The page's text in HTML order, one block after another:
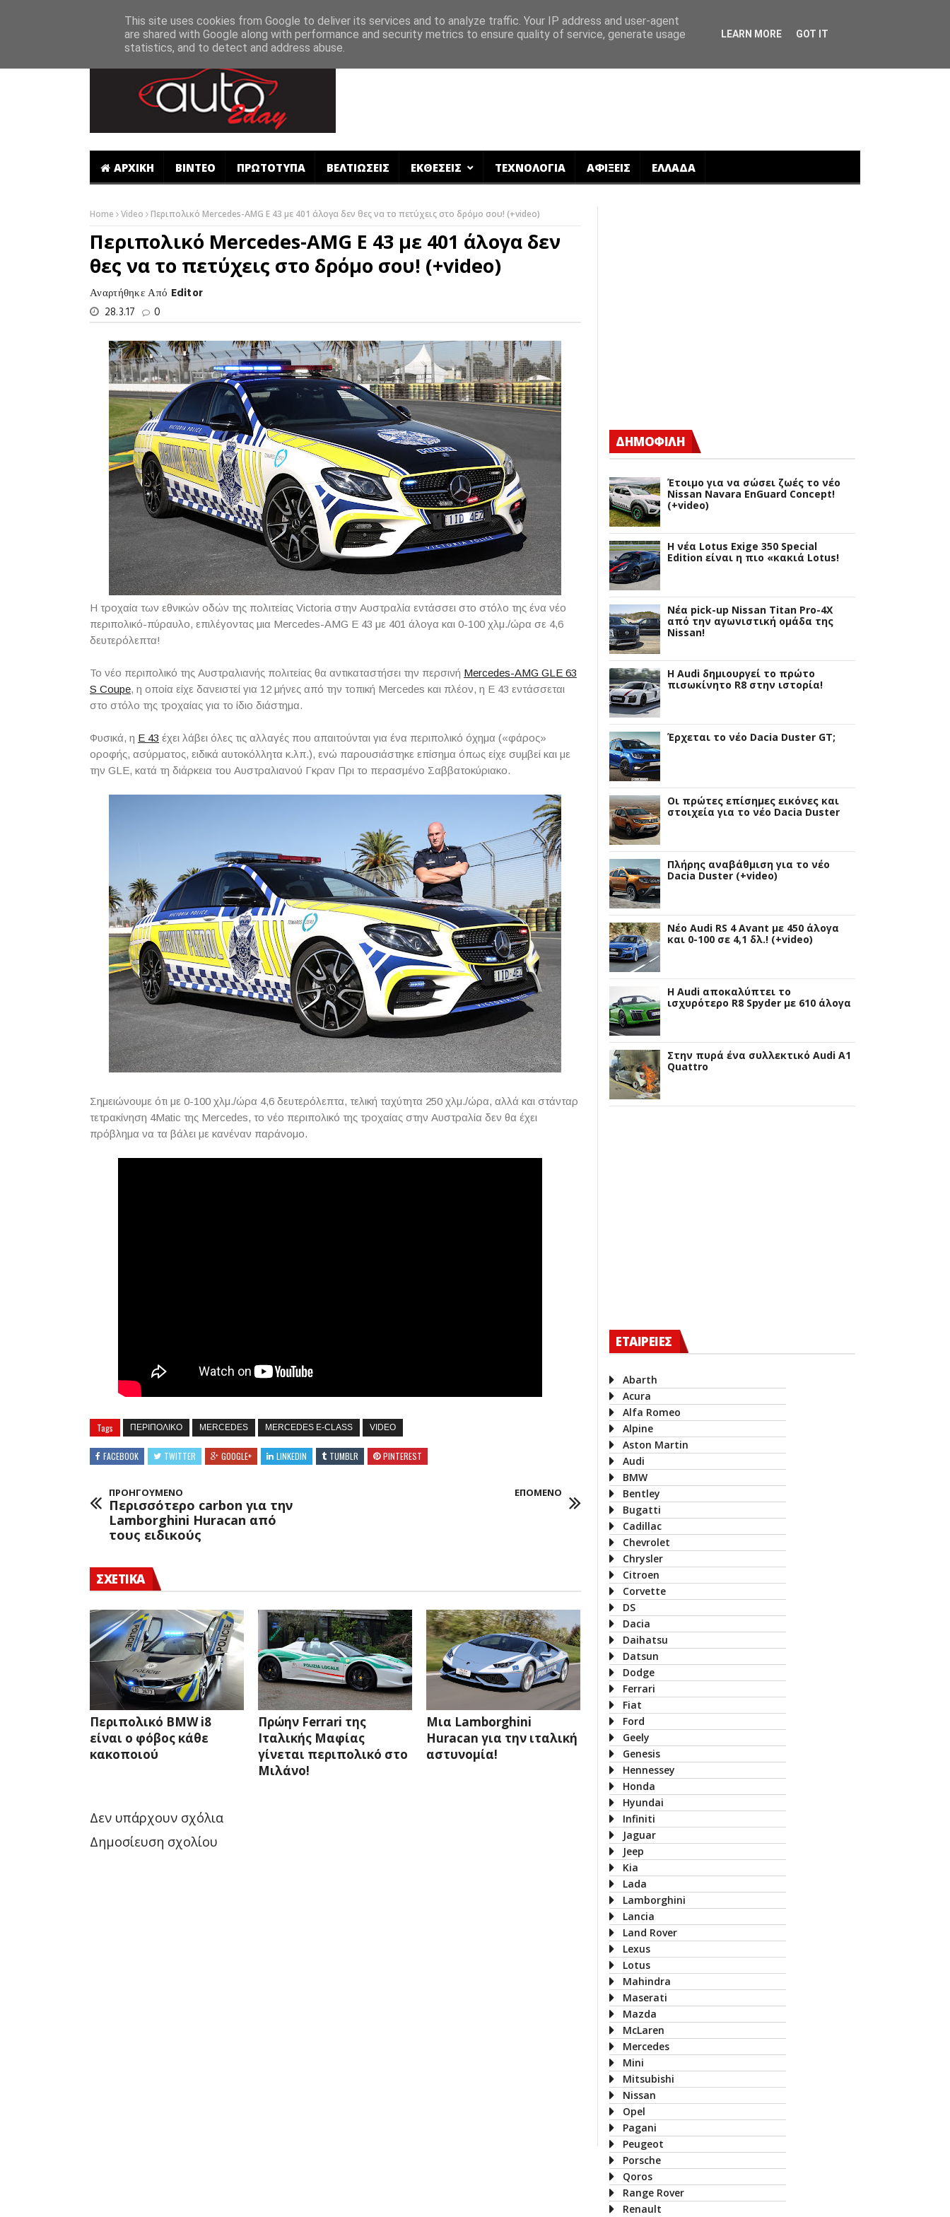
ΑΡΧΙΚΗ ΒΙΝΤΕΟ ΠΡΩΤΟΤΥΠΑ ΒΕΛΤΙΩΣΕΙΣ ΕΚΘΕΣΕΙΣ ΤΕΧΝΟΛΟΓΙΑ ΑΦΙΞΕΙΣ ΕΛΛΑΔΑ
Home Video Περιπολικό Mercedes-AMG E 43 με 401 άλογα δεν θες να το πετύχεις στο δρόμο σου! (+video)
Περιπολικό Mercedes-AMG E 43 με 401 άλογα δεν
θες να το πετύχεις στο δρόμο σου! (+video)
Αναρτήθηκε Από Editor
28.3.17
0
Η τροχαία των εθνικών οδών της πολιτείας Victoria στην Αυστραλία εντάσσει στο στόλο της ένα νέο
περιπολικό-πύραυλο, επιλέγοντας μια Mercedes-AMG E 43 με 401 άλογα και 0-100 χλμ./ώρα σε 4,6
δευτερόλεπτα!
Το νέο περιπολικό της Αυστραλιανής πολιτείας θα αντικαταστήσει την περσινή Mercedes-AMG GLE 63
S Coupe, η οποία είχε δανειστεί για 12 μήνες από την τοπική Mercedes και πλέον, η E 43 εντάσσεται
στο στόλο της τροχαίας για το ίδιο διάστημα.
Φυσικά, η E 43 έχει λάβει όλες τις αλλαγές που απαιτούνται για ένα περιπολικό όχημα («φάρος»
οροφής, ασύρματος, ειδικά αυτοκόλλητα κ.λπ.), ενώ παρουσιάστηκε επίσημα όπως είχε συμβεί και με
την GLE, κατά τη διάρκεια του Αυστραλιανού Γκραν Πρι το περασμένο Σαββατοκύριακο.
Σημειώνουμε ότι με 0-100 χλμ./ώρα 4,6 δευτερόλεπτα, τελική ταχύτητα 250 χλμ./ώρα, αλλά και στάνταρ
τετρακίνηση 4Matic της Mercedes, το νέο περιπολικό της τροχαίας στην Αυστραλία δεν θα έχει
πρόβλημα να τα βάλει με κανέναν παράνομο.
Tags ΠΕΡΙΠΟΛΙΚΟ MERCEDES MERCEDES E-CLASS VIDEO
FACEBOOK TWITTER GOOGLE+ LINKEDIN TUMBLR PINTEREST
ΠΡΟΗΓΟΥΜΕΝΟ
Περισσότερο carbon για την
Lamborghini Huracan από
τους ειδικούς
ΕΠΟΜΕΝΟ
ΣΧΕΤΙΚΑ
Περιπολικό BMW i8
είναι ο φόβος κάθε
κακοποιού
Πρώην Ferrari της
Ιταλικής Μαφίας
γίνεται περιπολικό στο
Μιλάνο!
Μια Lamborghini
Huracan για την ιταλική
αστυνομία!
Δεν υπάρχουν σχόλια
Δημοσίευση σχολίου
ΔΗΜΟΦΙΛΗ
Έτοιμο για να σώσει ζωές το νέο
Nissan Navara EnGuard Concept!
(+video)
H νέα Lotus Exige 350 Special
Edition είναι η πιο «κακιά Lotus!
Νέα pick-up Nissan Titan Pro-4X
από την αγωνιστική ομάδα της
Nissan!
Η Audi δημιουργεί το πρώτο
πισωκίνητο R8 στην ιστορία!
Έρχεται το νέο Dacia Duster GT;
Οι πρώτες επίσημες εικόνες και
στοιχεία για το νέο Dacia Duster
Πλήρης αναβάθμιση για το νέο
Dacia Duster (+video)
Νέο Audi RS 4 Avant με 450 άλογα
και 0-100 σε 4,1 δλ.! (+video)
Η Audi αποκαλύπτει το
ισχυρότερο R8 Spyder με 610 άλογα
Στην πυρά ένα συλλεκτικό Audi A1
Quattro
ΕΤΑΙΡΕΙΕΣ
Abarth
Acura
Alfa Romeo
Alpine
Aston Martin
Audi
BMW
Bentley
Bugatti
Cadillac
Chevrolet
Chrysler
Citroen
Corvette
DS
Dacia
Daihatsu
Datsun
Dodge
Ferrari
Fiat
Ford
Geely
Genesis
Hennessey
Honda
Hyundai
Infiniti
Jaguar
Jeep
Kia
Lada
Lamborghini
Lancia
Land Rover
Lexus
Lotus
Mahindra
Maserati
Mazda
McLaren
Mercedes
Mini
Mitsubishi
Nissan
Opel
Pagani
Peugeot
Porsche
Qoros
Range Rover
Renault
This site uses cookies from Google to deliver its services and to analyze traffic. Your IP address and user-agent
are shared with Google along with performance and security metrics to ensure quality of service, generate usage
statistics, and to detect and address abuse.
LEARN MORE GOT IT